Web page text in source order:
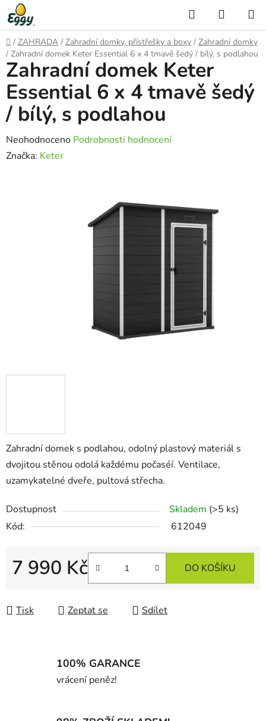
Přejít
na
obsah
Hledat
KOŠÍK
Domů
/ ZAHRADA / Zahradní domky, přístřešky a boxy / Zahradní domky
/ Zahradní domek Keter Essential 6 x 4 tmavě šedý / bílý, s podlahou
Zahradní domek s podlahou, odolný plastový materiál s
dvojitou stěnou odolá každému počaséí. Ventilace,
uzamykatelné dveře, pultová střecha.
Dostupnost Skladem (>5 ks)
Kód:
612049
7 990 Kč DO KOŠÍKU
Tisk Zeptat se Sdílet
Zahradní domek Keter
Essential 6 x 4 tmavě šedý
/ bílý, s podlahou
Průměrné
hodnocení
Neohodnoceno Podrobnosti hodnocení
Značka: Keter
100% GARANCE
vrácení peněz!